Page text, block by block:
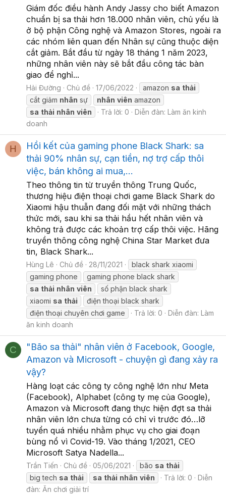
Giám đốc điều hành Andy Jassy cho biết Amazon
chuẩn bị sa thải hơn 18.000 nhân viên, chủ yếu là
ở bộ phận Công nghệ và Amazon Stores, ngoài ra
các nhóm liên quan đến Nhân sự cũng thuộc diện
cắt giảm. Bắt đầu từ ngày 18 tháng 1 năm 2023,
những nhân viên này sẽ bắt đầu công tác bàn
giao để nghỉ...
Hải Đường Chủ đề 17/06/2022 amazon sa thải
cắt giảm nhân sự nhân viên amazon
sa thải nhân viên Trả lời: 0 Diễn đàn: Làm ăn kinh
doanh
H
Hồi kết của gaming phone Black Shark: sa
thải 90% nhân sự, cạn tiền, nợ trợ cấp thôi
việc, bán không ai mua,...
Theo thông tin từ truyền thông Trung Quốc,
thương hiệu điện thoại chơi game Black Shark do
Xiaomi hậu thuẫn đang đối mặt với những thách
thức mới, sau khi sa thải hầu hết nhân viên và
không trả được các khoản trợ cấp thôi việc. Hãng
truyền thông công nghệ China Star Market đưa
tin, Black Shark...
Hùng Lê Chủ đề 28/11/2021
black shark xiaomi
gaming phone
gaming phone black shark
sa thải nhân viên
số phận black shark
xiaomi sa thải
điện thoại black shark
điện thoại chuyên chơi game
Trả lời: 0 Diễn đàn: Làm
ăn kinh doanh
C
"Bão sa thải" nhân viên ở Facebook, Google,
Amazon và Microsoft - chuyện gì đang xảy ra
vậy?
Hàng loạt các công ty công nghệ lớn như Meta
(Facebook), Alphabet (công ty mẹ của Google),
Amazon và Microsoft đang thực hiện đợt sa thải
nhân viên lớn chưa từng có chỉ vì trước đó…lỡ
tuyển quá nhiều nhằm phục vụ cho giai đoạn
bùng nổ vì Covid-19. Vào tháng 1/2021, CEO
Microsoft Satya Nadella...
Trần Tiến Chủ đề 05/06/2021 bão sa thải
big tech sa thải sa thải nhân viên Trả lời: 0
Diễn
đàn: Ăn chơi giải trí